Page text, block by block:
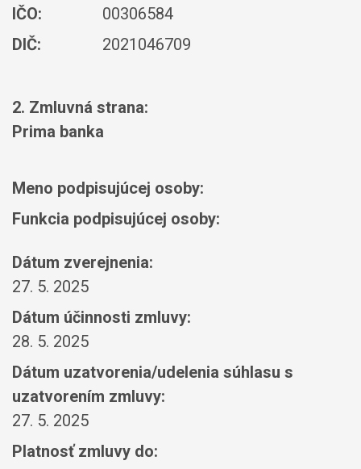
IČO:
00306584
DIČ:
2021046709
2. Zmluvná strana:
Prima banka
Meno podpisujúcej osoby:
Funkcia podpisujúcej osoby:
Dátum zverejnenia:
27. 5. 2025
Dátum účinnosti zmluvy:
28. 5. 2025
Dátum uzatvorenia/udelenia súhlasu s
uzatvorením zmluvy:
27. 5. 2025
Platnosť zmluvy do: